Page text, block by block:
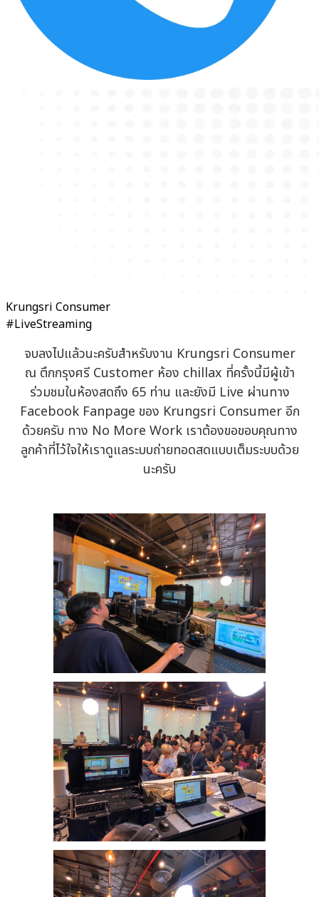
Krungsri Consumer
#LiveStreaming
จบลงไปแล้วนะครับสำหรับงาน Krungsri Consumer
ณ ตึกกรุงศรี Customer ห้อง chillax ที่ครั้งนี้มีผู้เข้า
ร่วมชมในห้องสดถึง 65 ท่าน และยังมี Live ผ่านทาง
Facebook Fanpage ของ Krungsri Consumer อีก
ด้วยครับ ทาง No More Work เราต้องขอขอบคุณทาง
ลูกค้าที่ไว้ใจให้เราดูแลระบบถ่ายทอดสดแบบเต็มระบบด้วย
นะครับ